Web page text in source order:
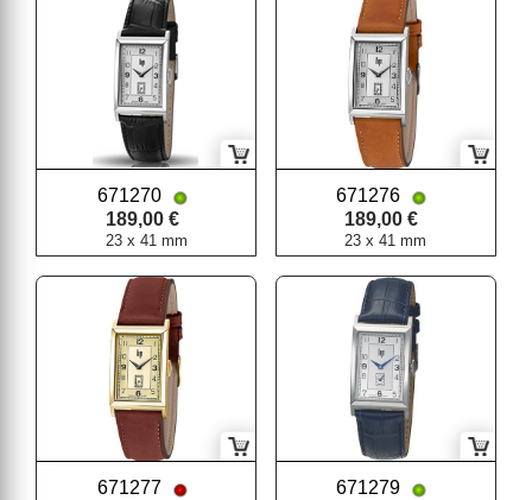
671270
189,00 €
23 x 41 mm
671276
189,00 €
23 x 41 mm
671277
671279